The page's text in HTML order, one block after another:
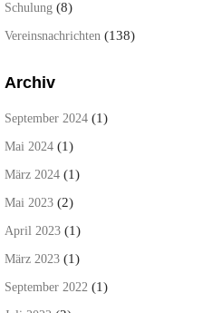
Schulung (8)
Vereinsnachrichten (138)
Archiv
September 2024 (1)
Mai 2024 (1)
März 2024 (1)
Mai 2023 (2)
April 2023 (1)
März 2023 (1)
September 2022 (1)